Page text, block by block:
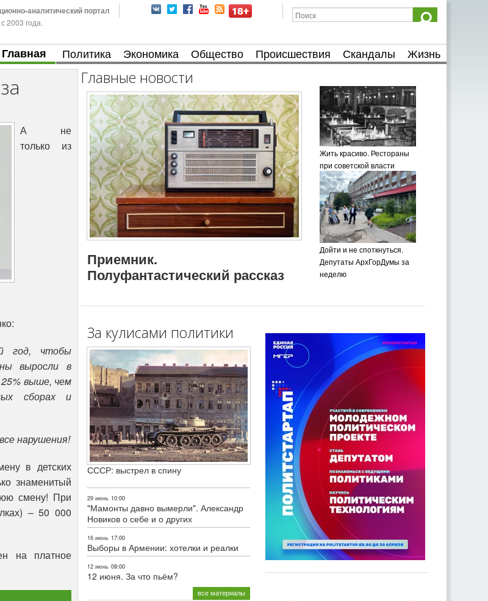
аналитический портал
2003 года.
Главная Политика Экономика Общество Происшествия Скандалы Жизнь
А не
только из
год, чтобы
выросли в
25% выше, чем
сборах и
нарушения!
в детских
знаменитый
смену! При
– 50 000
на платное
Главные новости
Приемник.
Полуфантастический рассказ
Жить красиво. Рестораны
при советской власти
Дойти и не споткнуться.
Депутаты АрхГорДумы за
неделю
За кулисами политики
СССР: выстрел в спину
29 июнь 10:00
"Мамонты давно вымерли". Александр
Новиков о себе и о других
16 июнь 17:00
Выборы в Армении: хотелки и реалки
12 июнь 09:00
12 июня. За что пьём?
все материалы